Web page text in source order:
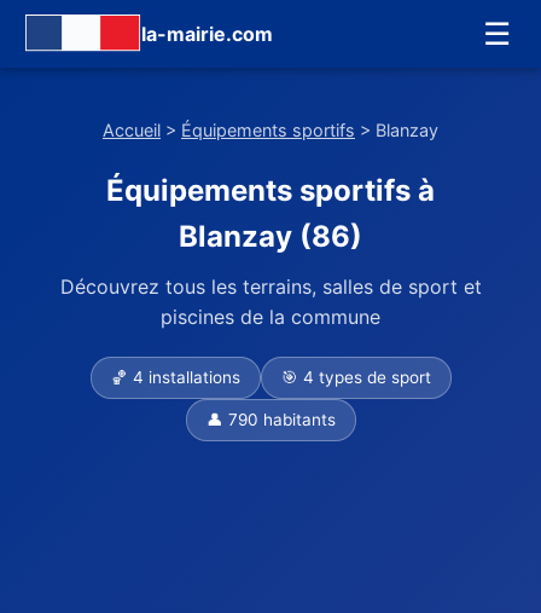
la-mairie.com ☰
Accueil > Équipements sportifs > Blanzay
Équipements sportifs à
Blanzay (86)
Découvrez tous les terrains, salles de sport et
piscines de la commune
🏀 4 installations 🎯 4 types de sport
👤 790 habitants